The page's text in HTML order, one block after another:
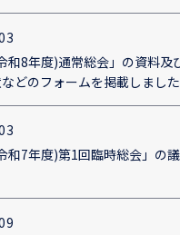
和8年度)通常総会」の資料及
どのフォームを掲載しました
和7年度)第1回臨時総会」の